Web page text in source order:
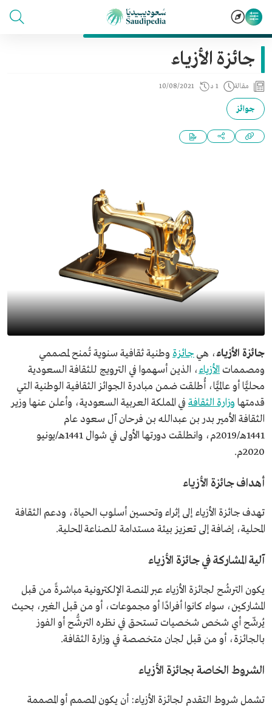
جائزة الأزياء
مقالة 1 د 10/08/2021
جوائز
جائزة الأزياء، هي جائزة وطنية ثقافية سنوية تُمنح لمصممي
ومصممات الأزياء، الذين أسهموا في الترويج للثقافة السعودية
محليًّا أو عالميًّا، أُطلقت ضمن مبادرة الجوائز الثقافية الوطنية التي
قدمتها وزارة الثقافة في المملكة العربية السعودية، وأعلن عنها وزير
الثقافة الأمير بدر بن عبدالله بن فرحان آل سعود عام
1441هـ/2019م، وانطلقت دورتها الأولى في شوال 1441هـ/يونيو
2020م.
أهداف جائزة الأزياء
تهدف جائزة الأزياء إلى إثراء وتحسين أسلوب الحياة، ودعم الثقافة
المحلية، إضافة إلى تعزيز بيئة مستدامة للصناعة المحلية.
آلية المشاركة في جائزة الأزياء
يكون الترشُح لجائزة الأزياء عبر المنصة الإلكترونية مباشرةً من قبل
المشاركين، سواء كانوا أفرادًا أو مجموعات، أو من قبل الغير، بحيث
يُرشّح أي شخص شخصيات تستحق في نظره الترشُّح أو الفوز
بالجائزة، أو من قبل لجان متخصصة في وزارة الثقافة.
الشروط الخاصة بجائزة الأزياء
تشمل شروط التقدم لجائزة الأزياء: أن يكون المصمم أو المصممة